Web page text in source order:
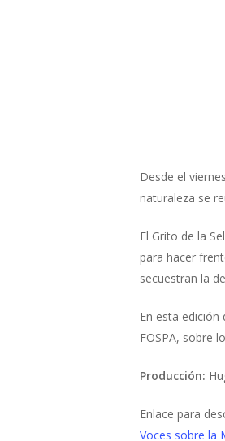
Desde el
naturaleza se
El Grito de la
para hacer
secuestran la
En esta edición
FOSPA, sobre
Producción:
Enlace para
Voces sobre la